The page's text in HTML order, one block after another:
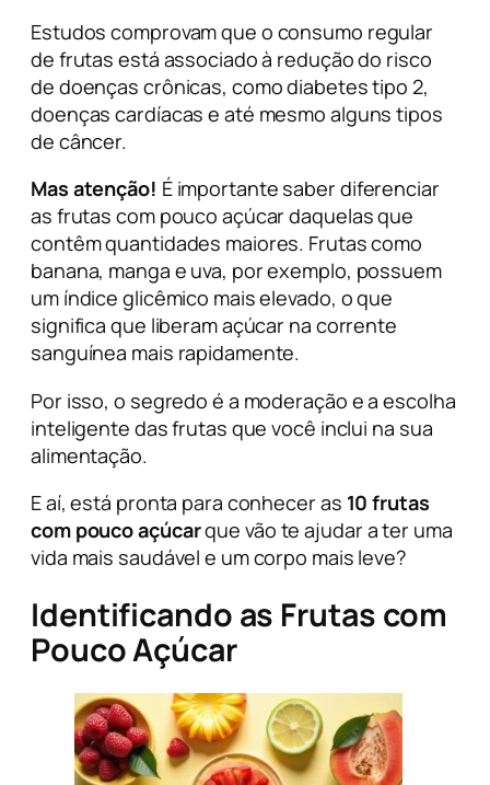
Estudos comprovam que o consumo regular
de frutas está associado à redução do risco
de doenças crônicas, como diabetes tipo 2,
doenças cardíacas e até mesmo alguns tipos
de câncer.
Mas atenção! É importante saber diferenciar
as frutas com pouco açúcar daquelas que
contêm quantidades maiores. Frutas como
banana, manga e uva, por exemplo, possuem
um índice glicêmico mais elevado, o que
significa que liberam açúcar na corrente
sanguínea mais rapidamente.
Por isso, o segredo é a moderação e a escolha
inteligente das frutas que você inclui na sua
alimentação.
E aí, está pronta para conhecer as 10 frutas
com pouco açúcarque vão te ajudar a ter uma
vida mais saudável e um corpo mais leve?
Identificando as Frutas com
Pouco Açúcar